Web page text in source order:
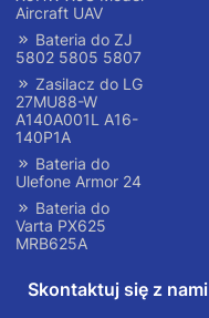
Aircraft UAV
Bateria do ZJ
5802 5805 5807
Zasilacz do LG
27MU88-W
A140A001L A16-
140P1A
Bateria do
Ulefone Armor 24
Bateria do
Varta PX625
MRB625A
Skontaktuj się z nami